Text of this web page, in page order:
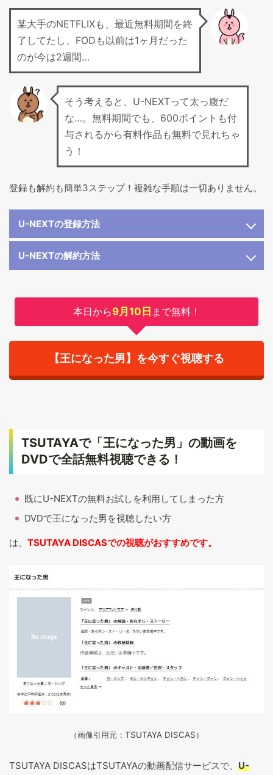
某大手のNETFLIXも、最近無料期間を終
了してたし、FODも以前は1ヶ月だった
のが今は2週間…
そう考えると、U-NEXTって太っ腹だ
な…。無料期間でも、600ポイントも付
与されるから有料作品も無料で見れちゃ
う！
登録も解約も簡単3ステップ！複雑な手順は一切ありません。
U-NEXTの登録方法
U-NEXTの解約方法
本日から9月10日 まで無料！
【王になった男】を今すぐ視聴する
TSUTAYAで「王になった男」の動画を
DVDで全話無料視聴できる！
既にU-NEXTの無料お試しを利用してしまった方
DVDで王になった男を視聴したい方
は、 TSUTAYA DISCASでの視聴がおすすめです。
（画像引用元：TSUTAYA DISCAS）
TSUTAYA DISCASはTSUTAYAの動画配信サービスで、 U-